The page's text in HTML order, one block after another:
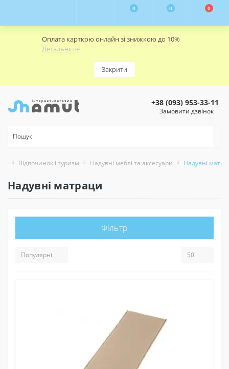
Оплата карткою онлайн зі знижкою до 10%
Детальніше
Закрити
0 0 0
+38 (093) 953-33-11
Замовити дзвінок
Відпочинок і туризм Надувні меблі та аксесуари Надувні
Надувні матраци
Фільтр